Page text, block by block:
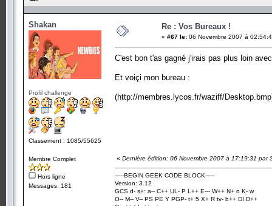
Shakan
Profil challenge
Classement : 1085/55625
Membre Complet
Hors ligne
Messages: 181
Re : Vos Bureaux !
« #67 le: 06 Novembre 2007 à
C'est bon t'as gagné j'irais pas plus loin
Et voiçi mon bureau :
(http://membres.lycos.fr/waziff/
« Dernière édition: 06 Novembre 2007 à 17:19:31 par
-----BEGIN GEEK CODE BLOCK-----
Version: 3.12
GCS d- s+: a-- C++ UL- P L++ E--- W++ N+ o K- w
O-- M-- V-- PS PE Y PGP- t+ 5 X+ R tv- b++ DI D++